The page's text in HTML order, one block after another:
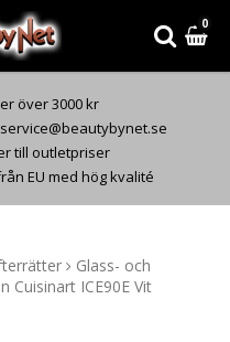
0
över 3000 kr
till outletpriser
EU med hög kvalité
Glass- och
Cuisinart ICE90E Vit